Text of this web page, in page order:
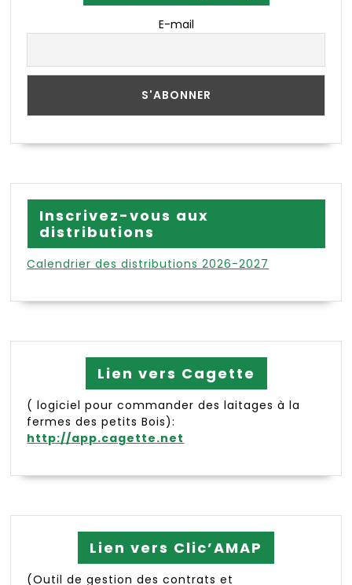
E-mail
Inscrivez-vous aux
distributions
Calendrier des distributions 2026-2027
Lien vers Cagette
( logiciel pour commander des laitages à la
fermes des petits Bois):
http://app.cagette.net
Lien vers Clic’AMAP
(Outil de gestion des contrats et